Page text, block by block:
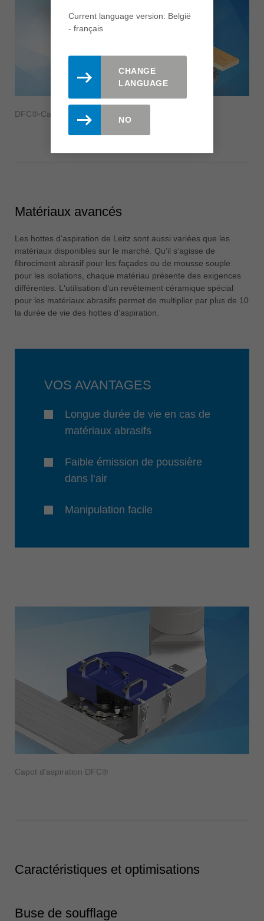
DFC®-Capots d’aspiration
Matériaux avancés
Les hottes d‘aspiration de Leitz sont aussi variées que les
matériaux disponibles sur le marché. Qu‘il s‘agisse de
fibrociment abrasif pour les façades ou de mousse souple
pour les isolations, chaque matériau présente des exigences
différentes. L‘utilisation d‘un revêtement céramique spécial
pour les matériaux abrasifs permet de multiplier par plus de 10
la durée de vie des hottes d‘aspiration.
VOS AVANTAGES
Longue durée de vie en cas de
matériaux abrasifs
Faible émission de poussière
dans l‘air
Manipulation facile
Capot d'aspiration DFC®
Caractéristiques et optimisations
Buse de soufflage
Current language version: België
- français
CHANGE
LANGUAGE
NO